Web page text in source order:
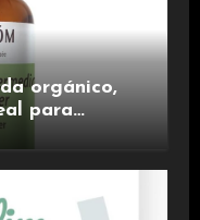
orgánico,
para